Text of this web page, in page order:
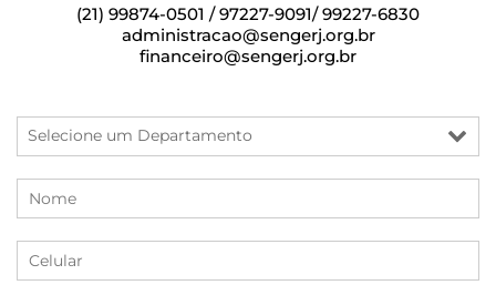
(21) 99874-0501 / 97227-9091/ 99227-6830
administracao@sengerj.org.br
financeiro@sengerj.org.br